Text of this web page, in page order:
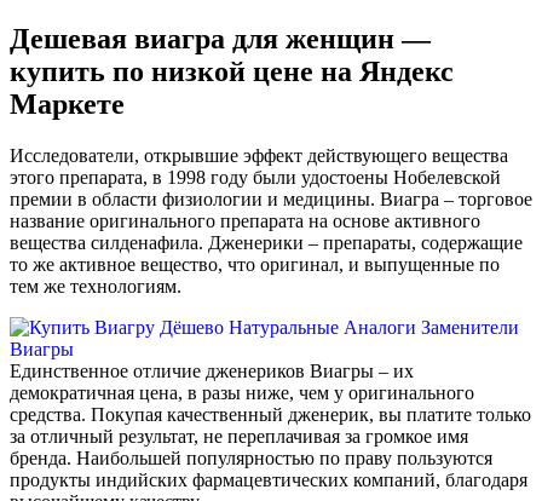
Дешевая виагра для женщин —
купить по низкой цене на Яндекс
Маркете
Исследователи, открывшие эффект действующего вещества
этого препарата, в 1998 году были удостоены Нобелевской
премии в области физиологии и медицины. Виагра – торговое
название оригинального препарата на основе активного
вещества силденафила. Дженерики – препараты, содержащие
то же активное вещество, что оригинал, и выпущенные по
тем же технологиям.
Единственное отличие дженериков Виагры – их
демократичная цена, в разы ниже, чем у оригинального
средства. Покупая качественный дженерик, вы платите только
за отличный результат, не переплачивая за громкое имя
бренда. Наибольшей популярностью по праву пользуются
продукты индийских фармацевтических компаний, благодаря